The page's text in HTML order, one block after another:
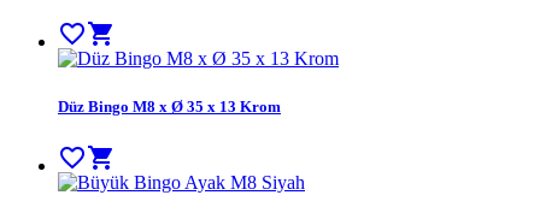
favorite_bordershopping_cart
Düz Bingo M8 x Ø 35 x 13 Krom
favorite_bordershopping_cart